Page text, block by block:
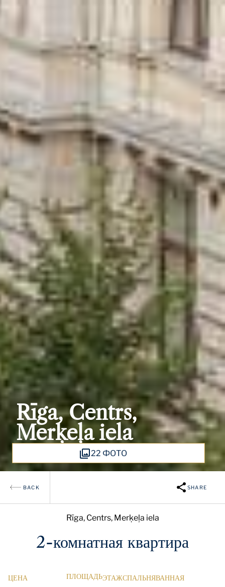
Rīga, Centrs,
Merķeļa iela
22 ФОТО
BACK SHARE
Rīga, Centrs, Merķeļa iela
2-комнатная квартира
ЦЕНА ПЛОЩАДЬЭТАЖСПАЛЬНЯВАННАЯ